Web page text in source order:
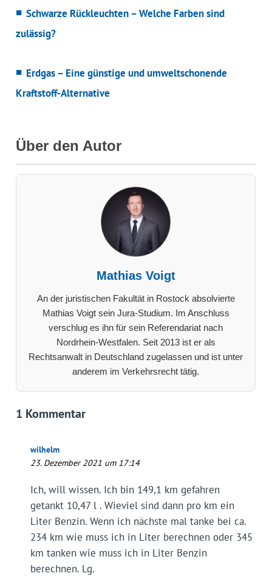
Schwarze Rückleuchten – Welche Farben sind
zulässig?
Erdgas – Eine günstige und umweltschonende
Kraftstoff-Alternative
Über den Autor
Mathias Voigt
An der juristischen Fakultät in Rostock absolvierte
Mathias Voigt sein Jura-Studium. Im Anschluss
verschlug es ihn für sein Referendariat nach
Nordrhein-Westfalen. Seit 2013 ist er als
Rechtsanwalt in Deutschland zugelassen und ist unter
anderem im Verkehrsrecht tätig.
1 Kommentar
wilhelm
23. Dezember 2021 um 17:14
Ich, will wissen. Ich bin 149,1 km gefahren
getankt 10,47 l . Wieviel sind dann pro km ein
Liter Benzin. Wenn ich nächste mal tanke bei ca.
234 km wie muss ich in Liter berechnen oder 345
km tanken wie muss ich in Liter Benzin
berechnen. Lg.